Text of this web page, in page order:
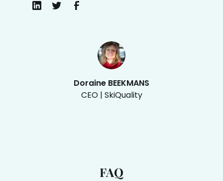
Doraine BEEKMANS
CEO | SkiQuality
FAQ